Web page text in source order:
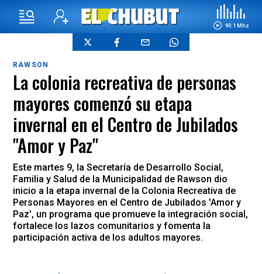
90.1 Mhz
RAWSON
La colonia recreativa de personas
mayores comenzó su etapa
invernal en el Centro de Jubilados
"Amor y Paz"
Este martes 9, la Secretaría de Desarrollo Social,
Familia y Salud de la Municipalidad de Rawson dio
inicio a la etapa invernal de la Colonia Recreativa de
Personas Mayores en el Centro de Jubilados 'Amor y
Paz', un programa que promueve la integración social,
fortalece los lazos comunitarios y fomenta la
participación activa de los adultos mayores.